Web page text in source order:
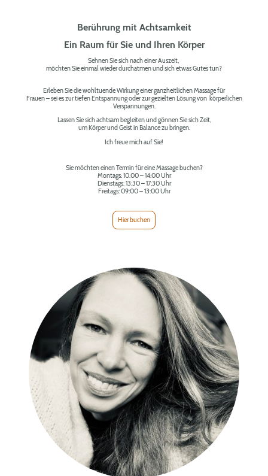
Berührung mit Achtsamkeit
Ein Raum für Sie und Ihren Körper
Sehnen Sie sich nach einer Auszeit,
möchten Sie einmal wieder durchatmen und sich etwas Gutes tun?
Erleben Sie die wohltuende Wirkung einer ganzheitlichen Massage für
Frauen – sei es zur tiefen Entspannung oder zur gezielten Lösung von körperlichen
Verspannungen.
Lassen Sie sich achtsam begleiten und gönnen Sie sich Zeit,
um Körper und Geist in Balance zu bringen.
Ich freue mich auf Sie!
Sie möchten einen Termin für eine Massage buchen?
Montags: 10.00 – 14:00 Uhr
Dienstags: 13:30 – 17:30 Uhr
Freitags: 09:00 – 13:00 Uhr
Hier buchen